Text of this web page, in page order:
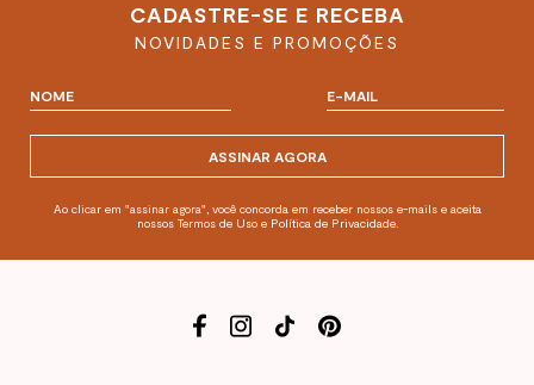
CADASTRE-SE E RECEBA
NOVIDADES E PROMOÇÕES
ASSINAR AGORA
Ao clicar em "assinar agora", você concorda em receber nossos e-mails e aceita
nossos Termos de Uso e Política de Privacidade.